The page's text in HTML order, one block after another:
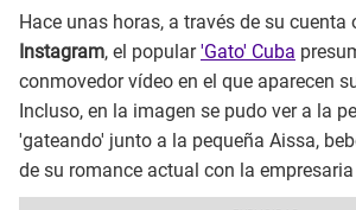
Hace unas horas, a través de su cuenta
Instagram, el popular'Gato' Cuba
conmovedor vídeo en el que aparecen
Incluso, en la imagen se pudo ver a la
'gateando' junto a la pequeña Aissa,
de su romance actual con la empresaria